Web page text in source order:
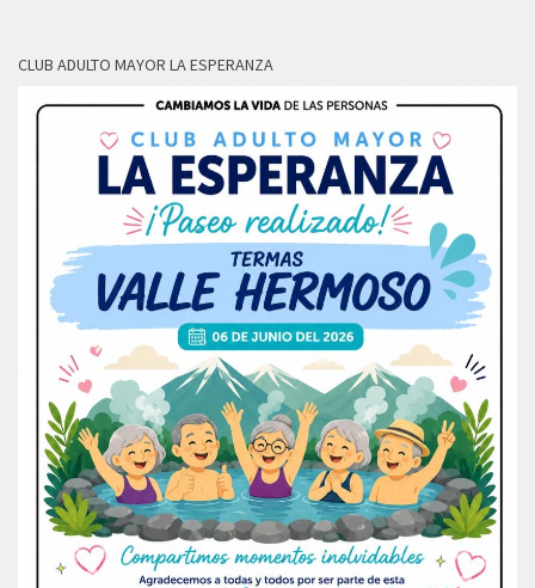
CLUB ADULTO MAYOR LA ESPERANZA